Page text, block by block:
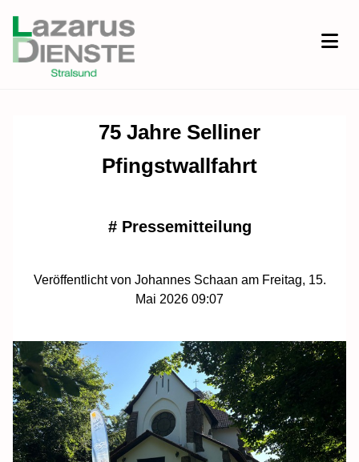
75 Jahre Selliner
Pfingstwallfahrt
# Pressemitteilung
Veröffentlicht von Johannes Schaan am Freitag, 15.
Mai 2026 09:07